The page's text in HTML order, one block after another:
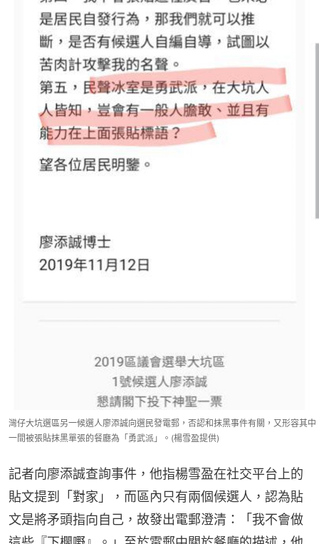
灣仔大坑選區另一候選人廖添誠向選民發電郵，否認和抹黑事件有關，又形容其中
一間被張貼抹黑單張的餐廳為「勇武派」。(楊雪盈提供)
記者向廖添誠查詢事件，他指楊雪盈在社交平台上的
貼文提到「對家」，而區內只有兩個候選人，認為貼
文是將矛頭指向自己，故發出電郵澄清：「我不會做